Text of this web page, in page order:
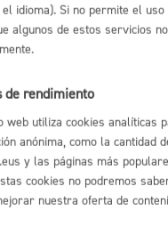
anexos:10 Mb
de la persona interesada
del recibo a descargar
y entrega del recibo
idioma). Si no permite el
algunos de estos servicios
de rendimiento
web utiliza cookies analíticas
anónima, como la cantidad
y las páginas más
cookies no podremos
nuestra oferta de